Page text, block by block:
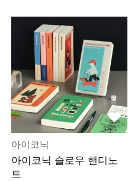
아이코닉
아이코닉 슬로우 핸디노
트